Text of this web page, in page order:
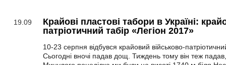
19.09
Крайові пластові табори в Україні:
патріотичний табір «Легіон 2017»
10-23 серпня відбувся крайовий військово-
Сьогодні вночі падав дощ. Тиждень тому він теж